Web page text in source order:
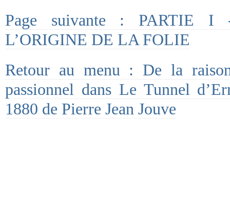
Page suivante : PARTIE
L’ORIGINE DE LA FOLIE
Retour au menu : De la
passionnel dans Le Tunnel
1880 de Pierre Jean Jouve